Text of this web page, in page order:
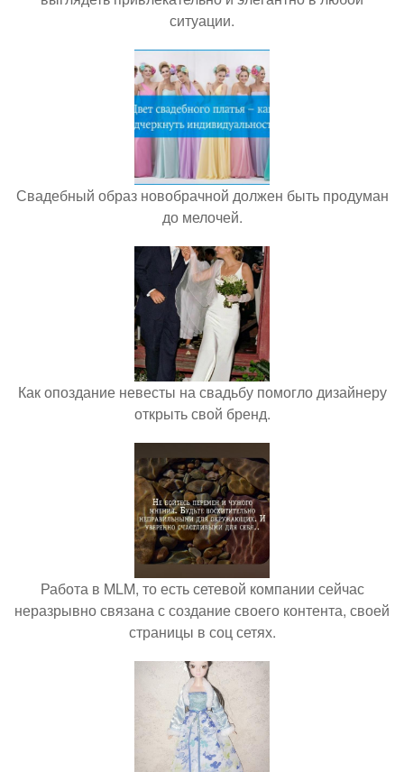
ситуации.
Свадебный образ новобрачной должен быть продуман
до мелочей.
Как опоздание невесты на свадьбу помогло дизайнеру
открыть свой бренд.
Работа в MLM, то есть сетевой компании сейчас
неразрывно связана с создание своего контента, своей
страницы в соц сетях.